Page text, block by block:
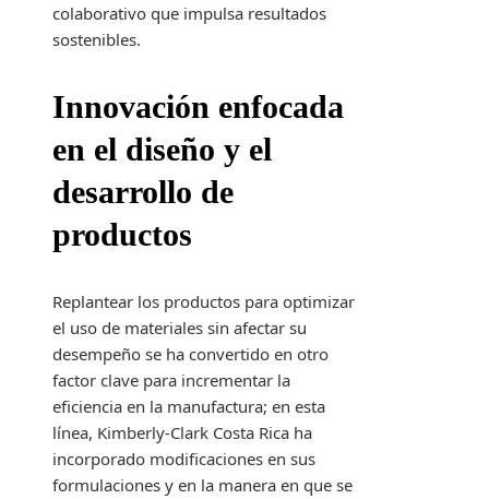
colaborativo que impulsa resultados
sostenibles.
Innovación enfocada
en el diseño y el
desarrollo de
productos
Replantear los productos para optimizar
el uso de materiales sin afectar su
desempeño se ha convertido en otro
factor clave para incrementar la
eficiencia en la manufactura; en esta
línea, Kimberly-Clark Costa Rica ha
incorporado modificaciones en sus
formulaciones y en la manera en que se